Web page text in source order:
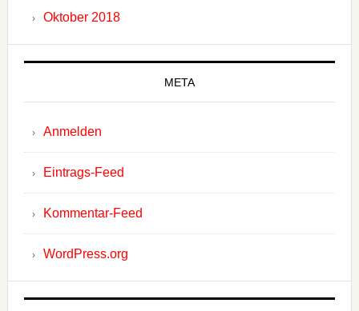
Oktober 2018
META
Anmelden
Eintrags-Feed
Kommentar-Feed
WordPress.org